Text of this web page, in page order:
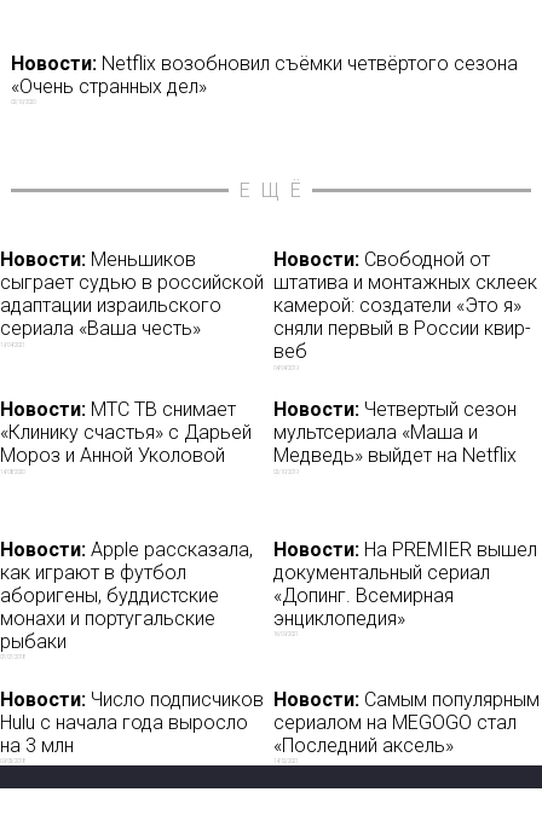
Новости:Netflix возобновил съёмки четвёртого сезона
«Очень странных дел»
02/10/2020
ЕЩЁ
Новости: Меньшиков
сыграет судью в российской
адаптации израильского
сериала «Ваша честь»
19/04/2021
Новости: Свободной от
штатива и монтажных склеек
камерой: создатели «Это я»
сняли первый в России квир-
веб
04/04/2019
Новости: МТС ТВ снимает
«Клинику счастья» с Дарьей
Мороз и Анной Уколовой
14/08/2020
Новости: Четвертый сезон
мультсериала «Маша и
Медведь» выйдет на Netflix
02/10/2019
Новости: Apple рассказала,
как играют в футбол
аборигены, буддистские
монахи и португальские
рыбаки
07/07/2018
Новости: На PREMIER вышел
документальный сериал
«Допинг. Всемирная
энциклопедия»
16/09/2021
Новости: Число подписчиков
Hulu с начала года выросло
на 3 млн
09/05/2018
Новости: Самым популярным
сериалом на MEGOGO стал
«Последний аксель»
14/12/2021